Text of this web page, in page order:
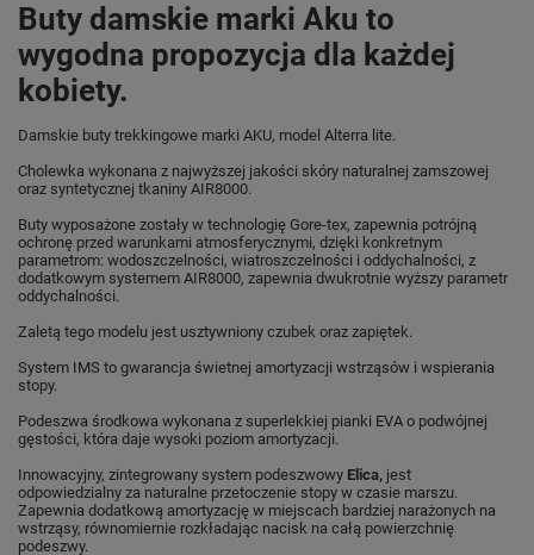
Buty damskie marki Aku to
wygodna propozycja dla każdej
kobiety.
Damskie buty trekkingowe marki AKU, model Alterra lite.
Cholewka wykonana z najwyższej jakości skóry naturalnej zamszowej
oraz syntetycznej tkaniny AIR8000.
Buty wyposażone zostały w technologię Gore-tex, zapewnia potrójną
ochronę przed warunkami atmosferycznymi, dzięki konkretnym
parametrom: wodoszczelności, wiatroszczelności i oddychalności, z
dodatkowym systemem AIR8000, zapewnia dwukrotnie wyższy parametr
oddychalności.
Zaletą tego modelu jest usztywniony czubek oraz zapiętek.
System IMS to gwarancja świetnej amortyzacji wstrząsów i wspierania
stopy.
Podeszwa środkowa wykonana z superlekkiej pianki EVA o podwójnej
gęstości, która daje wysoki poziom amortyzacji.
Innowacyjny, zintegrowany system podeszwowy Elica, jest
odpowiedzialny za naturalne przetoczenie stopy w czasie marszu.
Zapewnia dodatkową amortyzację w miejscach bardziej narażonych na
wstrząsy, równomiernie rozkładając nacisk na całą powierzchnię
podeszwy.